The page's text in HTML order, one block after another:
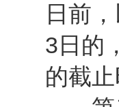
日前
3日的
的截